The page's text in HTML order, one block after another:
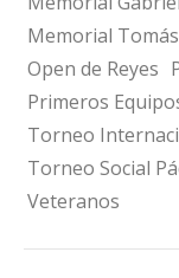
Memorial
Open de Reyes
Primeros
Torneo
Torneo Social
Veteranos